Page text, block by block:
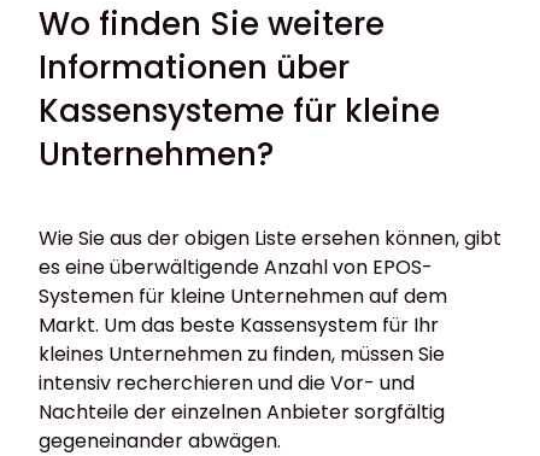
Wo finden Sie weitere
Informationen über
Kassensysteme für kleine
Unternehmen?
Wie Sie aus der obigen Liste ersehen können, gibt
es eine überwältigende Anzahl von EPOS-
Systemen für kleine Unternehmen auf dem
Markt. Um das beste Kassensystem für Ihr
kleines Unternehmen zu finden, müssen Sie
intensiv recherchieren und die Vor- und
Nachteile der einzelnen Anbieter sorgfältig
gegeneinander abwägen.